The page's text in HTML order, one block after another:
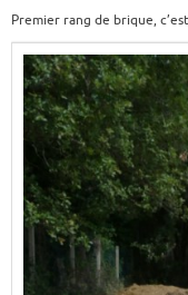
Premier rang de brique,